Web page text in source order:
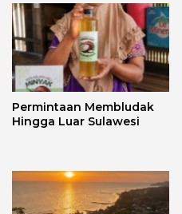
Permintaan Membludak
Hingga Luar Sulawesi